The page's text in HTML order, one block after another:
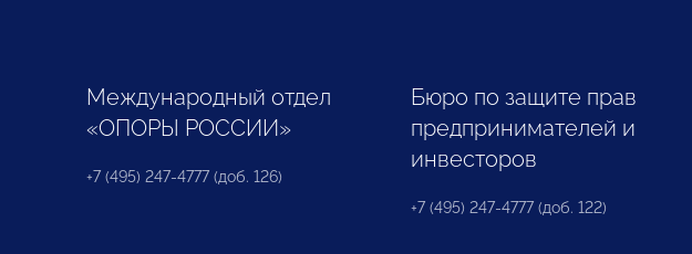
Международный отдел
«ОПОРЫ РОССИИ»
+7 (495) 247-4777 (доб. 126)
Бюро по защите прав
предпринимателей и
инвесторов
+7 (495) 247-4777 (доб. 122)